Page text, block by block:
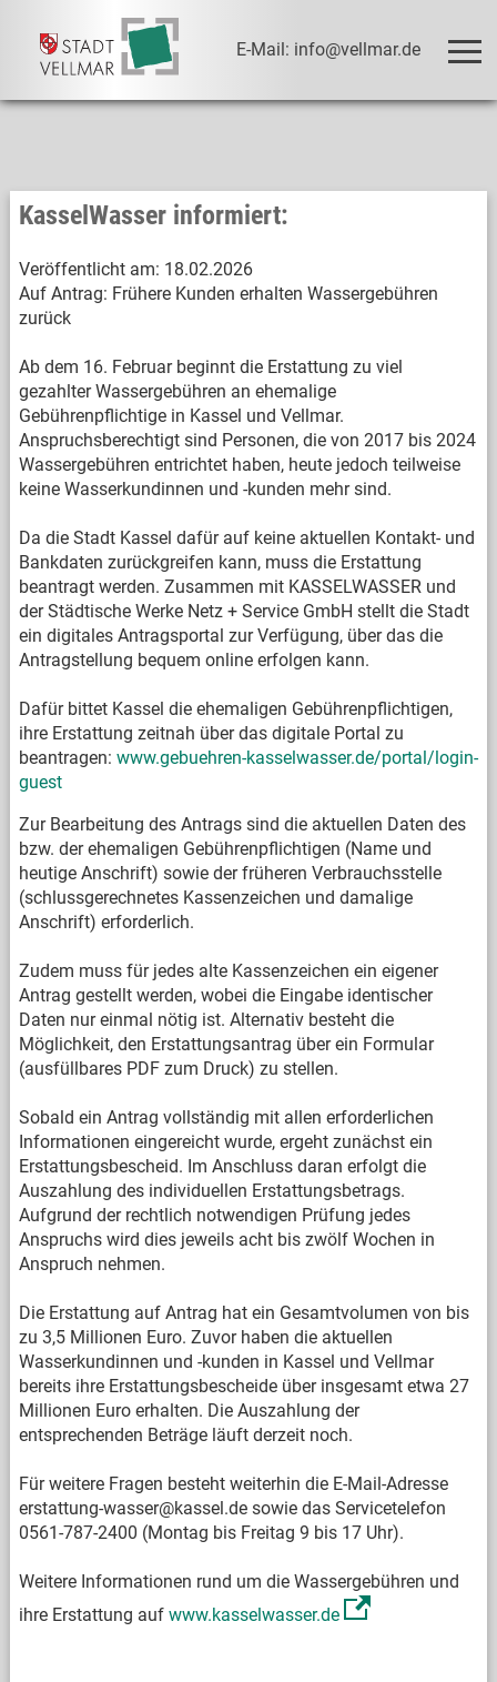
E-Mail: info@vellmar.de
KasselWasser informiert:
Veröffentlicht am: 18.02.2026
Auf Antrag: Frühere Kunden erhalten Wassergebühren
zurück
Ab dem 16. Februar beginnt die Erstattung zu viel
gezahlter Wassergebühren an ehemalige
Gebührenpflichtige in Kassel und Vellmar.
Anspruchsberechtigt sind Personen, die von 2017 bis 2024
Wassergebühren entrichtet haben, heute jedoch teilweise
keine Wasserkundinnen und -kunden mehr sind.
Da die Stadt Kassel dafür auf keine aktuellen Kontakt- und
Bankdaten zurückgreifen kann, muss die Erstattung
beantragt werden. Zusammen mit KASSELWASSER und
der Städtische Werke Netz + Service GmbH stellt die Stadt
ein digitales Antragsportal zur Verfügung, über das die
Antragstellung bequem online erfolgen kann.
Dafür bittet Kassel die ehemaligen Gebührenpflichtigen,
ihre Erstattung zeitnah über das digitale Portal zu
beantragen: www.gebuehren-kasselwasser.de/portal/login-
guest
Zur Bearbeitung des Antrags sind die aktuellen Daten des
bzw. der ehemaligen Gebührenpflichtigen (Name und
heutige Anschrift) sowie der früheren Verbrauchsstelle
(schlussgerechnetes Kassenzeichen und damalige
Anschrift) erforderlich.
Zudem muss für jedes alte Kassenzeichen ein eigener
Antrag gestellt werden, wobei die Eingabe identischer
Daten nur einmal nötig ist. Alternativ besteht die
Möglichkeit, den Erstattungsantrag über ein Formular
(ausfüllbares PDF zum Druck) zu stellen.
Sobald ein Antrag vollständig mit allen erforderlichen
Informationen eingereicht wurde, ergeht zunächst ein
Erstattungsbescheid. Im Anschluss daran erfolgt die
Auszahlung des individuellen Erstattungsbetrags.
Aufgrund der rechtlich notwendigen Prüfung jedes
Anspruchs wird dies jeweils acht bis zwölf Wochen in
Anspruch nehmen.
Die Erstattung auf Antrag hat ein Gesamtvolumen von bis
zu 3,5 Millionen Euro. Zuvor haben die aktuellen
Wasserkundinnen und -kunden in Kassel und Vellmar
bereits ihre Erstattungsbescheide über insgesamt etwa 27
Millionen Euro erhalten. Die Auszahlung der
entsprechenden Beträge läuft derzeit noch.
Für weitere Fragen besteht weiterhin die E-Mail-Adresse
erstattung-wasser@kassel.de sowie das Servicetelefon
0561-787-2400 (Montag bis Freitag 9 bis 17 Uhr).
Weitere Informationen rund um die Wassergebühren und
ihre Erstattung auf www.kasselwasser.de